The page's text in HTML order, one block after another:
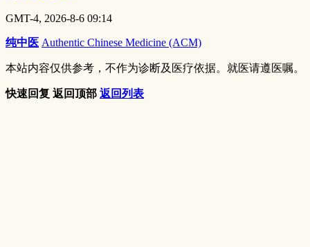
GMT-4, 2026-8-6 09:14
纯中医 Authentic Chinese Medicine (ACM)
本站内容仅供参考，不作为诊断及医疗依据。就医请遵医嘱。
快速回复 返回顶部 返回列表